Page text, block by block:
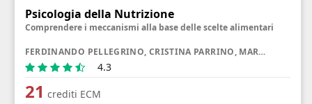
Psicologia della Nutrizione
Comprendere i meccanismi alla base delle scelte alimentari
FERDINANDO PELLEGRINO, CRISTINA PARRINO, MARIANNA PASQUA
4.3
21 crediti ECM